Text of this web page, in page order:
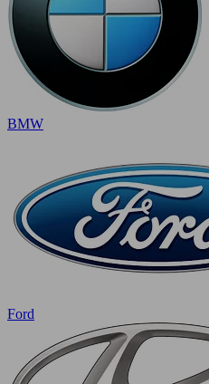
BMW
Ford